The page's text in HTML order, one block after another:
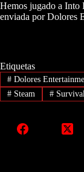
Hemos jugado a Into
enviada por Dolores
Etiquetas
#Dolores
#Steam #